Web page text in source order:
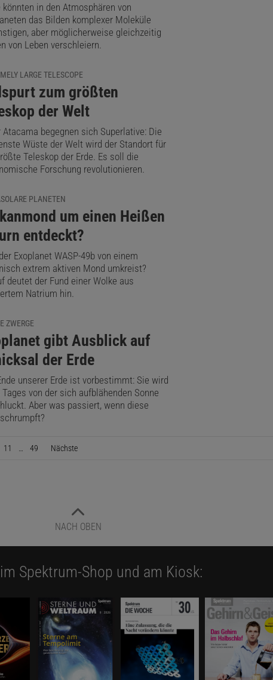
könnten in den Atmosphären von
das Bilden komplexer Moleküle
aber möglicherweise gleichzeitig
von Leben verschleiern.
LARGE TELESCOPE
zum größten
der Welt
Atacama begegnen sich Superlative: Die
Wüste der Welt wird der Standort für
Teleskop der Erde. Es soll die
Forschung revolutionieren.
PLANETEN
um einen Heißen
entdeckt?
Exoplanet WASP-49b von einem
extrem aktiven Mond umkreist?
deutet der Fund einer Wolke aus
Natrium hin.
ZWERGE
gibt Ausblick auf
der Erde
unserer Erde ist vorbestimmt: Sie wird
von der sich aufblähenden Sonne
Aber was passiert, wenn diese
11 49 Nächste
NACH OBEN
Spektrum-Shop und am Kiosk: